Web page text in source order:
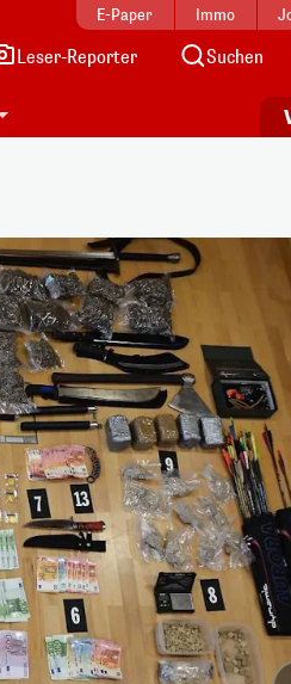
E-Paper Immo
Leser-Reporter Suchen